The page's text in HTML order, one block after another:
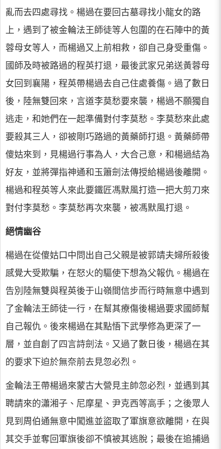
亂而去四處尋找。楊過在要回古墓尋找小龍女的路
上，遇到了被金輪法王師徒等人包圍的在石陣中的黃
蓉母女等人，而楊過又上前相救，卻自己身受重傷。
國師及時被路過的程英打退，最後武家兄弟送黃蓉母
女回到襄陽，程英帶楊過去自己住處養傷。過了數日
後，陸無雙回來，言道李莫愁要來襲，楊過不願獨自
逃走，和她們在一起準備對付李莫愁。李莫愁來此處
要殺其三人，卻被剛巧路過的黃藥師打退。黃藥師帶
傻姑來到，見楊過行事為人，大合己意，和楊過結為
好友，並將彈指神通和玉簫劍法傳授給楊過後離開。
楊過和程英等人來此要鐵匠馮默風打造一把大剪刀來
對付李莫愁。李莫愁再次來襲，被馮默風打退。
絕情幽谷
楊過在從傻姑口中問出自己父親是被郭靖夫婦所殺後
感覺大受欺騙，在怒火的驅使下想為父報仇。楊過在
告別陸無雙與程英後于山嶺間信步而行時無意中遇到
了金輪法王師徒一行，在幫其療傷後楊過要求國師幫
自己報仇。後來楊過在其點悟下武學修為更深了一
層，並自創了四言詩劍法。又過了數日後，楊過在其
的要求下迫於無奈前去見忽必烈。
金輪法王帶楊過來蒙古大營見主帥忽必烈，並遇到其
聘請來的瀟湘子、尼摩星、尹克西等高手；之後眾人
見到周伯通無意中闖進並盜取了軍旗意欲離開，在與
其交手並奪回軍旗後卻不慎被其逃脫；最後在追捕過